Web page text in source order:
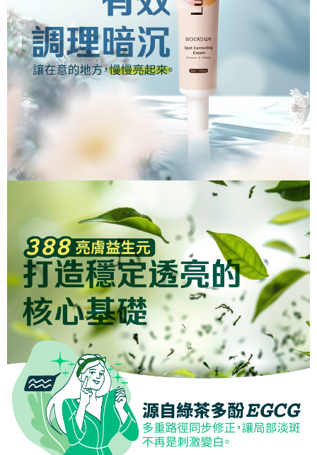
１．透過由恩沛科技股份有限公司提供之「AFTEE先享後付」服務完成之交
易，需依本服務之必要範圍內提供個人資料，並將交易相關給付款項請求債
權轉讓予恩沛科技股份有限公司。
２．關於個人資料處理事宜，請瀏覽以下網址：
https://aftee.tw/terms/#terms3
３．未成年的使用者請事先徵得法定代理人或監護人之同意方可使用
「AFTEE先享後付」，若未經同意申辦者引起之損失，本公司不負相關責
任。
４．使用「AFTEE先享後付」時，將依據個別帳號之用戶狀況，依本公司即
時審查核予不同之上限額度；若仍有額度不足之情形，本公司將視審查結果
請求用戶進行身份認證。
５．嚴禁一人註冊多個帳號或使用他人資訊註冊。若發現惡意使用之情形，
恩沛科技股份有限公司將有權停止該用戶之使用額度並採取法律行動。
宅配
免運費
新竹貨運宅配
免運費
貨到付款
免運費